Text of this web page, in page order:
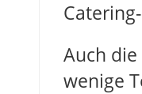
Auch
wenige